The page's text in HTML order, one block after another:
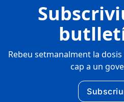
Rebeu setmanalment la
cap a un